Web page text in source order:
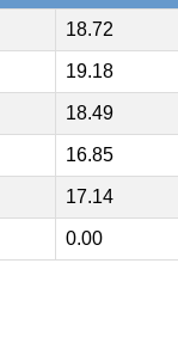
18.72
19.18
18.49
16.85
17.14
0.00